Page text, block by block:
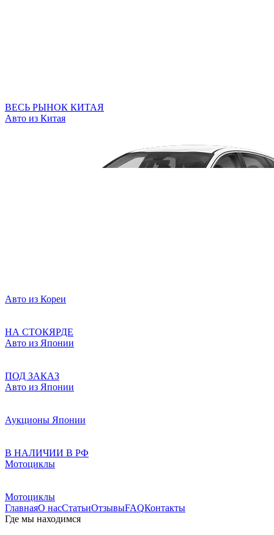
ВЕСЬ РЫНОК КИТАЯ
Авто из Китая
Авто из Кореи
НА СТОКЯРДЕ
Авто из Японии
ПОД ЗАКАЗ
Авто из Японии
Аукционы Японии
В НАЛИЧИИ В РФ
Мотоциклы
Мотоциклы
ГлавнаяО насСтатьиОтзывыFAQКонтакты
Где мы находимся